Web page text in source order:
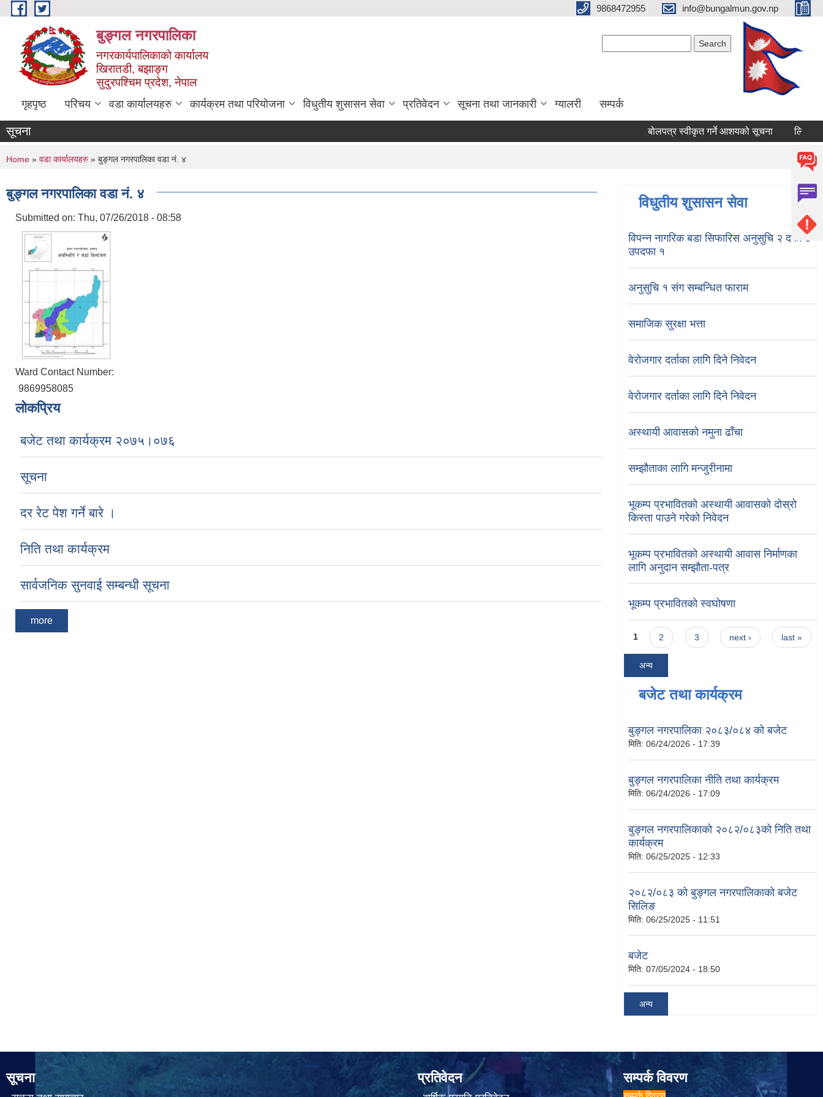
Skip to main content 9868472955 info@bungalmun.gov.np
बुङ्गल नगरपालिका
नगरकार्यपालिकाको कार्यालय
खिरातडी, बझाङ्ग
सुदुरपश्चिम प्रदेश, नेपाल
गृहपृष्ठ परिचय वडा कार्यालयहरु कार्यक्रम तथा परियोजना विधुतीय शुसासन सेवा प्रतिवेदन सूचना तथा जानकारी ग्यालरी सम्पर्क
सूचना बोलपत्र स्वीकृत गर्ने आशयको सूचना लिखित
You are here
Home » वडा कार्यालयहरु » बुङ्गल नगरपालिका वडा नं. ४
बुङ्गल नगरपालिका वडा नं. ४
Submitted on: Thu, 07/26/2018 - 08:58
Ward Contact Number:
9869958085
लोकप्रिय
बजेट तथा कार्यक्रम २०७५।०७६
सूचना
दर रेट पेश गर्ने बारे ।
निति तथा कार्यक्रम
सार्वजनिक सुनवाई सम्बन्धी सूचना
more
विधुतीय शुसासन सेवा
विपन्न नागरिक बडा सिफारिस अनुसुचि २ दफा ४
उपदफा १
अनुसुचि १ संग सम्बन्धित फाराम
समाजिक सुरक्षा भत्ता
वेरोजगार दर्ताका लागि दिने निवेदन
वेरोजगार दर्ताका लागि दिने निवेदन
अस्थायी आवासको नमुना ढाँचा
सम्झौताका लागि मन्जुरीनामा
भूकम्प प्रभावितको अस्थायी आवासको दोस्रो
किस्ता पाउने गरेको निवेदन
भूकम्प प्रभावितको अस्थायी आवास निर्माणका
लागि अनुदान सम्झौता-पत्र
भूकम्प प्रभावितको स्वघोषणा
Pages
1 2 3 next › last »
अन्य
बजेट तथा कार्यक्रम
बुङ्गल नगरपालिका २०८३/०८४ को बजेट
मिति: 06/24/2026 - 17:39
बुङ्गल नगरपालिका नीति तथा कार्यक्रम
मिति: 06/24/2026 - 17:09
बुङ्गल नगरपालिकाको २०८२/०८३को निति तथा
कार्यक्रम
मिति: 06/25/2025 - 12:33
२०८२/०८३ को बुङ्गल नगरपालिकाको बजेट
सिलिङ
मिति: 06/25/2025 - 11:51
बजेट
मिति: 07/05/2024 - 18:50
अन्य
सूचना प्रतिवेदन सम्पर्क विवरण